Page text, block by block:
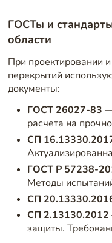
ГОСТы и
области
При проектировании
перекрытий
документы:
ГОСТ 26027-83
расчета на
СП
ГОСТ Р 57238-
Методы
СП
СП 2.13130.2012
защиты.